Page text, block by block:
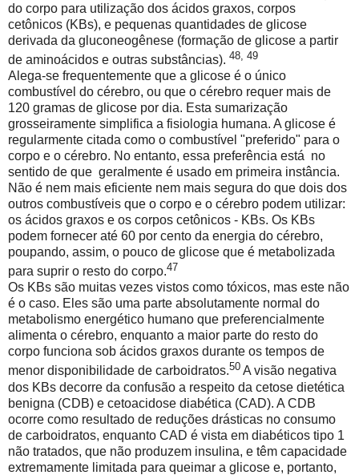
do corpo para utilização dos ácidos graxos, corpos
cetônicos (KBs), e pequenas quantidades de glicose
derivada da gluconeogênese (formação de glicose a partir
de aminoácidos e outras substâncias). 48, 49
Alega-se frequentemente que a glicose é o único
combustível do cérebro, ou que o cérebro requer mais de
120 gramas de glicose por dia. Esta sumarização
grosseiramente simplifica a fisiologia humana. A glicose é
regularmente citada como o combustível "preferido" para o
corpo e o cérebro. No entanto, essa preferência está no
sentido de que geralmente é usado em primeira instância.
Não é nem mais eficiente nem mais segura do que dois dos
outros combustíveis que o corpo e o cérebro podem utilizar:
os ácidos graxos e os corpos cetônicos - KBs. Os KBs
podem fornecer até 60 por cento da energia do cérebro,
poupando, assim, o pouco de glicose que é metabolizada
para suprir o resto do corpo.47
Os KBs são muitas vezes vistos como tóxicos, mas este não
é o caso. Eles são uma parte absolutamente normal do
metabolismo energético humano que preferencialmente
alimenta o cérebro, enquanto a maior parte do resto do
corpo funciona sob ácidos graxos durante os tempos de
menor disponibilidade de carboidratos.50 A visão negativa
dos KBs decorre da confusão a respeito da cetose dietética
benigna (CDB) e cetoacidose diabética (CAD). A CDB
ocorre como resultado de reduções drásticas no consumo
de carboidratos, enquanto CAD é vista em diabéticos tipo 1
não tratados, que não produzem insulina, e têm capacidade
extremamente limitada para queimar a glicose e, portanto,